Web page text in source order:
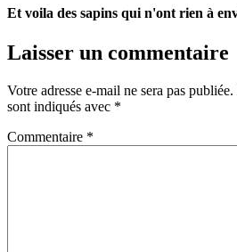
Et voila des sapins qui n'ont rien à
Laisser un commentaire
Votre adresse e-mail ne sera pas publiée.
sont indiqués avec *
Commentaire *